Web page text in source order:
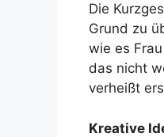
Die
Grund zu
wie es
das nicht
verheißt
Kreative